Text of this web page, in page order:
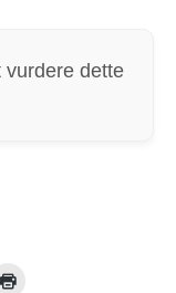
vurdere dette